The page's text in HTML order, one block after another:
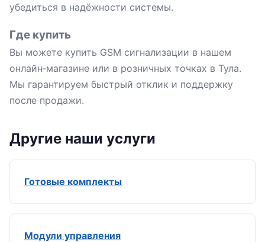
убедиться в надёжности системы.
Где купить
Вы можете купить GSM сигнализации в нашем
онлайн‑магазине или в розничных точках в Тула.
Мы гарантируем быстрый отклик и поддержку
после продажи.
Другие наши услуги
Готовые комплекты
Модули управления